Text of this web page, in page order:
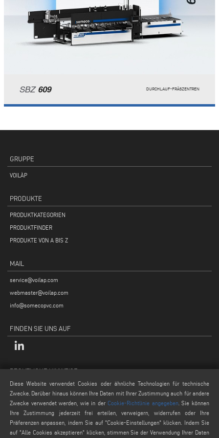
SBZ 609 DURCHLAUF-FRÄSZENTREN
GRUPPE
VOILÀP
PRODUKTE
PRODUKTKATEGORIEN
PRODUKTFINDER
PRODUKTE VON A BIS Z
MAIL
service@voilap.com
webmaster@voilap.com
info@somecopvc.com
FINDEN SIE UNS AUF
RECHTLICHE HINWEISE
Datenschutzpolitik
Rechtliche Hinweise
Cookie-Politik
Allgemeine Verkaufsbedingungen
Diese Website verwendet Cookies oder ähnliche Technologien für technische
Zwecke. Darüber hinaus können Ihre Daten mit Ihrer Zustimmung auch für andere
Zwecke verwendet werden, wie in der Cookie-Richtlinie angegeben. Sie können
Ihre Zustimmung jederzeit frei erteilen, verweigern, widerrufen oder Ihre
Präferenzen anpassen, indem Sie auf "Cookie-Einstellungen" klicken. Indem Sie
auf "Alle Cookies akzeptieren" klicken, stimmen Sie der Verwendung Ihrer Daten